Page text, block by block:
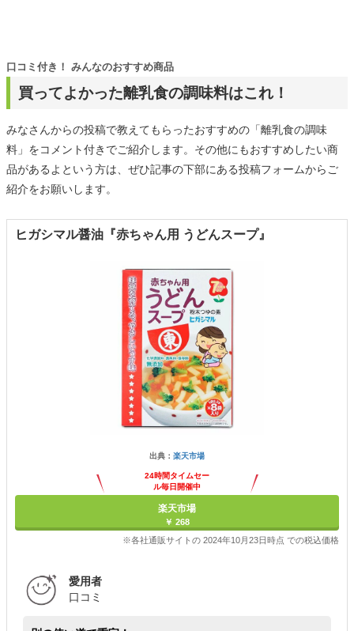
買ってよかった離乳食の調味料はこれ！
口コミ付き！ みんなのおすすめ商品
みなさんからの投稿で教えてもらったおすすめの「離乳食の調味
料」をコメント付きでご紹介します。その他にもおすすめしたい商
品があるよという方は、ぜひ記事の下部にある投稿フォームからご
紹介をお願いします。
ヒガシマル醤油『赤ちゃん用 うどんスープ』
出典： 楽天市場
24時間タイムセー
ル毎日開催中
楽天市場
￥ 268
※各社通販サイトの 2024年10月23日時点 での税込価格
愛用者
口コミ